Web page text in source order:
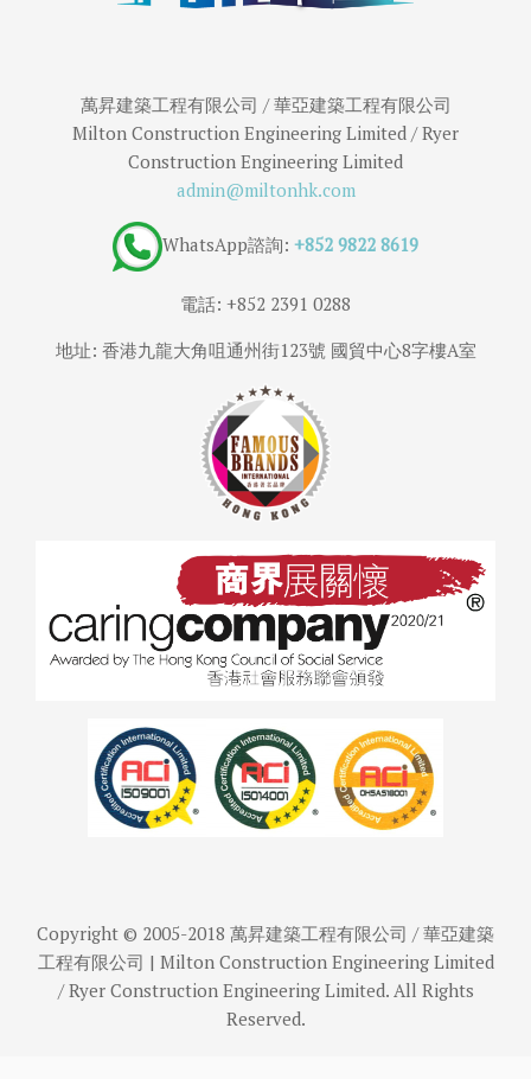
萬昇建築工程有限公司 / 華亞建築工程有限公司
Milton Construction Engineering Limited / Ryer
Construction Engineering Limited
admin@miltonhk.com
WhatsApp諮詢: +852 9822 8619
電話: +852 2391 0288
地址: 香港九龍大角咀通州街123號 國貿中心8字樓A室
Copyright © 2005-2018 萬昇建築工程有限公司 / 華亞建築
工程有限公司 | Milton Construction Engineering Limited
/ Ryer Construction Engineering Limited. All Rights
Reserved.